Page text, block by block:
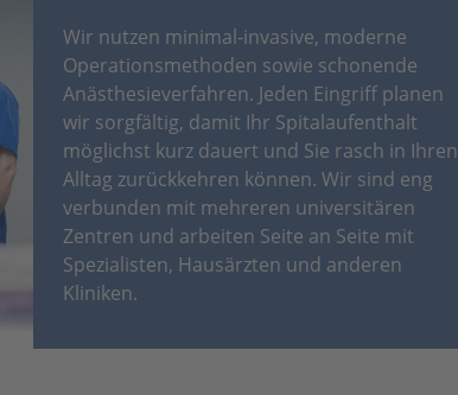
Wir nutzen minimal-invasive, moderne
Operationsmethoden sowie schonende
Anästhesieverfahren. Jeden Eingriff planen
wir sorgfältig, damit Ihr Spitalaufenthalt
möglichst kurz dauert und Sie rasch in Ihren
Alltag zurückkehren können. Wir sind eng
verbunden mit mehreren universitären
Zentren und arbeiten Seite an Seite mit
Spezialisten, Hausärzten und anderen
Kliniken.